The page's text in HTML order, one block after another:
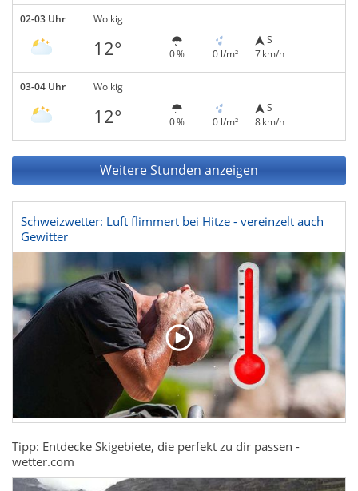
02-03 Uhr Wolkig
12° 0 % 0 l/m²
S
7 km/h
03-04 Uhr Wolkig
12° 0 % 0 l/m²
S
8 km/h
Weitere Stunden anzeigen
Schweizwetter: Luft flimmert bei Hitze - vereinzelt auch
Gewitter
Tipp: Entdecke Skigebiete, die perfekt zu dir passen -
wetter.com